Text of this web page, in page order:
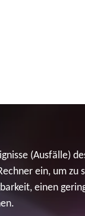
(Ausfälle)
ein, um
einen